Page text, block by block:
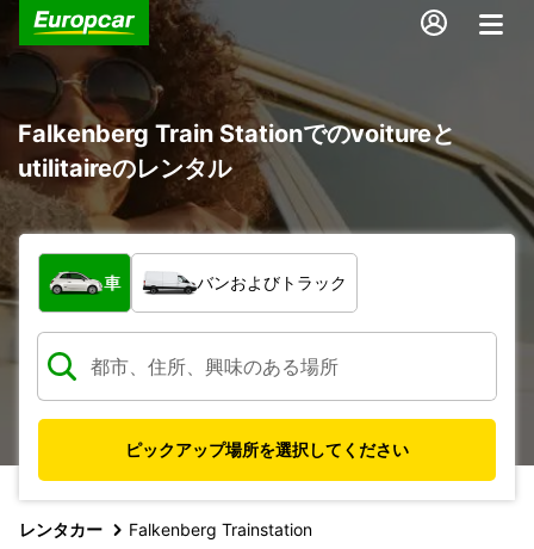
Falkenberg Train Stationでのvoitureと
utilitaireのレンタル
車両の種類
車 バンおよびトラック
ピックアップ場所を選択してください
レンタカー Falkenberg Trainstation